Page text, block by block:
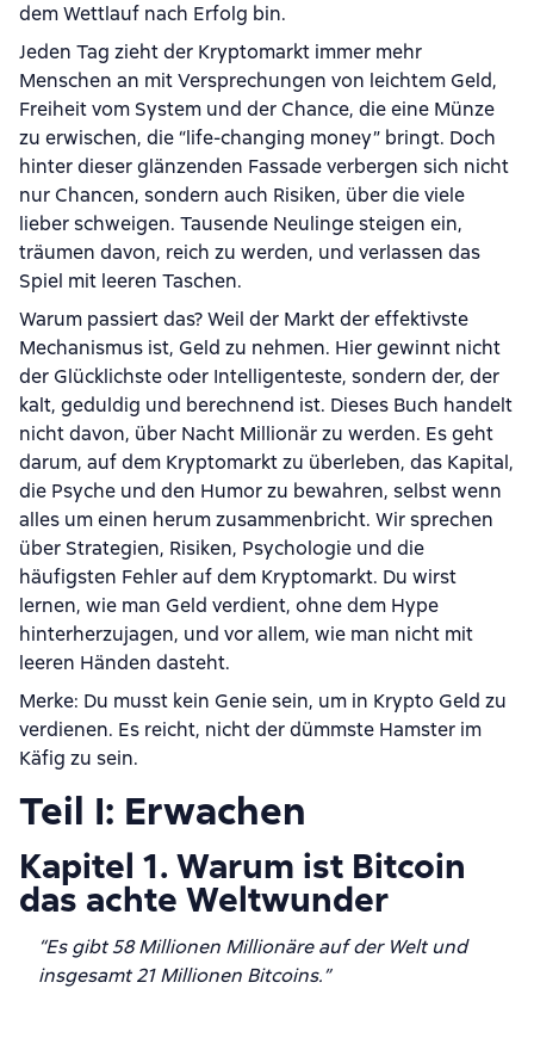
dem Wettlauf nach Erfolg bin.
Jeden Tag zieht der Kryptomarkt immer mehr
Menschen an mit Versprechungen von leichtem Geld,
Freiheit vom System und der Chance, die eine Münze
zu erwischen, die “life-changing money” bringt. Doch
hinter dieser glänzenden Fassade verbergen sich nicht
nur Chancen, sondern auch Risiken, über die viele
lieber schweigen. Tausende Neulinge steigen ein,
träumen davon, reich zu werden, und verlassen das
Spiel mit leeren Taschen.
Warum passiert das? Weil der Markt der effektivste
Mechanismus ist, Geld zu nehmen. Hier gewinnt nicht
der Glücklichste oder Intelligenteste, sondern der, der
kalt, geduldig und berechnend ist. Dieses Buch handelt
nicht davon, über Nacht Millionär zu werden. Es geht
darum, auf dem Kryptomarkt zu überleben, das Kapital,
die Psyche und den Humor zu bewahren, selbst wenn
alles um einen herum zusammenbricht. Wir sprechen
über Strategien, Risiken, Psychologie und die
häufigsten Fehler auf dem Kryptomarkt. Du wirst
lernen, wie man Geld verdient, ohne dem Hype
hinterherzujagen, und vor allem, wie man nicht mit
leeren Händen dasteht.
Merke: Du musst kein Genie sein, um in Krypto Geld zu
verdienen. Es reicht, nicht der dümmste Hamster im
Käfig zu sein.
Teil I: Erwachen
Kapitel 1. Warum ist Bitcoin
das achte Weltwunder
“Es gibt 58 Millionen Millionäre auf der Welt und
insgesamt 21 Millionen Bitcoins.”